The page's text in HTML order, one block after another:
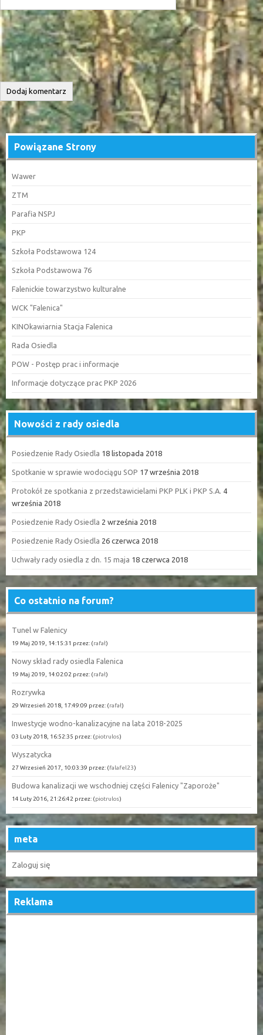
Powiązane Strony
Wawer
ZTM
Parafia NSPJ
PKP
Szkoła Podstawowa 124
Szkoła Podstawowa 76
Falenickie towarzystwo kulturalne
WCK "Falenica"
KINOkawiarnia Stacja Falenica
Rada Osiedla
POW - Postęp prac i informacje
Informacje dotyczące prac PKP 2026
Nowości z rady osiedla
Posiedzenie Rady Osiedla 18 listopada 2018
Spotkanie w sprawie wodociągu SOP 17 września 2018
Protokół ze spotkania z przedstawicielami PKP PLK i PKP S.A. 4
września 2018
Posiedzenie Rady Osiedla 2 września 2018
Posiedzenie Rady Osiedla 26 czerwca 2018
Uchwały rady osiedla z dn. 15 maja 18 czerwca 2018
Co ostatnio na forum?
Tunel w Falenicy
19 Maj 2019, 14:15:31 przez: (rafał)
Nowy skład rady osiedla Falenica
19 Maj 2019, 14:02:02 przez: (rafał)
Rozrywka
29 Wrzesień 2018, 17:49:09 przez: (rafał)
Inwestycje wodno-kanalizacyjne na lata 2018-2025
03 Luty 2018, 16:52:35 przez: (piotrulos)
Wyszatycka
27 Wrzesień 2017, 10:03:39 przez: (falafel23)
Budowa kanalizacji we wschodniej części Falenicy "Zaporoże"
14 Luty 2016, 21:26:42 przez: (piotrulos)
meta
Zaloguj się
Reklama